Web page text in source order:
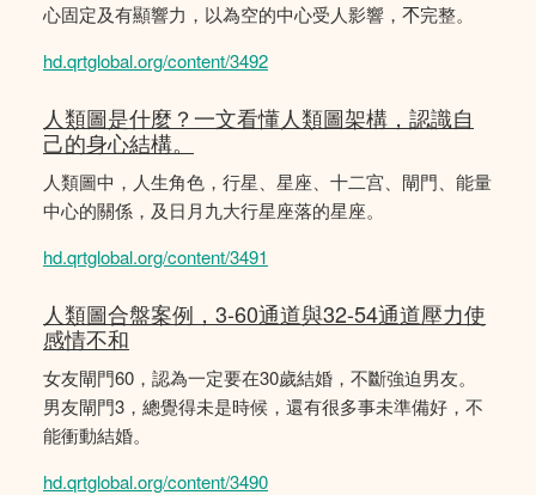
心固定及有顯響力，以為空的中心受人影響，𣎴完整。
hd.qrtglobal.org/content/3492
人類圖是什麼？一文看懂人類圖架構，認識自
己的身心結構。
人類圖中，人生角色，行星、星座、十二宫、閘門、能量
中心的關係，及日月九大行星座落的星座。
hd.qrtglobal.org/content/3491
人類圖合盤案例，3-60通道與32-54通道壓力使
感情不和
女友閘門60，認為一定要在30歲結婚，不斷強迫男友。
男友閘門3，總覺得未是時候，還有很多事未準備好，不
能衝動結婚。
hd.qrtglobal.org/content/3490